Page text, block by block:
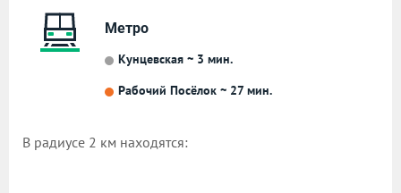
Метро
Кунцевская ~ 3 мин.
Рабочий Посёлок ~ 27 мин.
В радиусе 2 км находятся: